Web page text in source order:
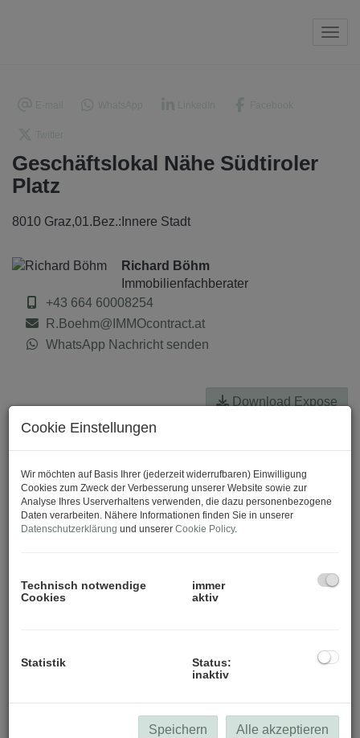
Geschäftslokal Nähe Südtiroler
Platz
8010 Graz,01.Bez.:Innere Stadt
Richard Böhm
Immobilienfachberater
+43 664 60008254
R.Boehm@IMMOcontract.at
WhatsApp Nachricht senden
Download Expose
Cookie Einstellungen
Wir möchten auf Basis Ihrer (jederzeit widerrufbaren) Einwilligung
Cookies zum Zweck der Verbesserung unserer Website sowie zur
Analyse Ihres Userverhaltens verwenden, die dazu personenbezogene
Daten verarbeiten. Nähere Informationen finden Sie in unserer
Datenschutzerklärung und unserer Cookie Policy.
Technisch notwendige
Cookies
immer
aktiv
Statistik
Status:
inaktiv
Speichern Alle akzeptieren